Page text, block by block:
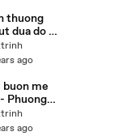
thuong
dua do -
anh
ago
buon me
Phuong
(
ago